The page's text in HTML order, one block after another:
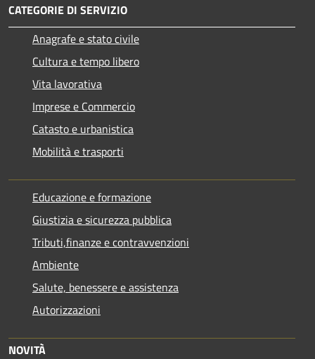
CATEGORIE DI SERVIZIO
Anagrafe e stato civile
Cultura e tempo libero
Vita lavorativa
Imprese e Commercio
Catasto e urbanistica
Mobilità e trasporti
Educazione e formazione
Giustizia e sicurezza pubblica
Tributi,finanze e contravvenzioni
Ambiente
Salute, benessere e assistenza
Autorizzazioni
NOVITÀ